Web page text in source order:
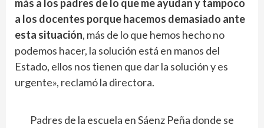
más a los padres de lo que me ayudan y tampoco
a los docentes porque hacemos demasiado ante
esta situación, más de lo que hemos hecho no
podemos hacer, la solución está en manos del
Estado, ellos nos tienen que dar la solución y es
urgente», reclamó la directora.
Padres de la escuela en Sáenz Peña donde se